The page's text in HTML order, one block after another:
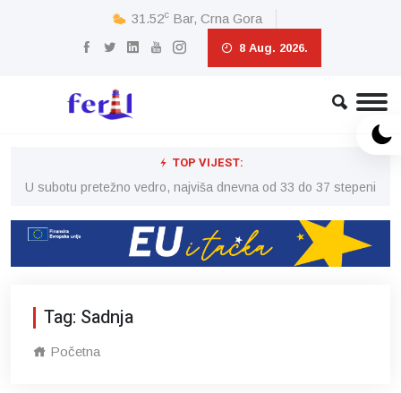
31.52c Bar, Crna Gora
8 Aug. 2026.
TOP VIJEST:
U subotu pretežno vedro, najviša dnevna od 33 do 37 stepeni
Tag: Sadnja
Početna